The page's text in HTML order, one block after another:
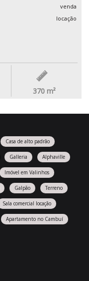
venda
locação
370 m²
Casa de alto padrão
Galleria Alphaville
Imóvel em Valinhos
Galpão Terreno
Sala comercial locação
Apartamento no Cambuí